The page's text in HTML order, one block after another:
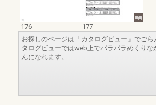
176
177
お探しのページは「カタログビュー」でごら
タログビューではweb上でパラパラめくりな
んになれます。